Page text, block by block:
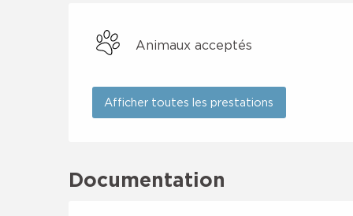
Animaux acceptés
Afficher toutes les prestations
Documentation